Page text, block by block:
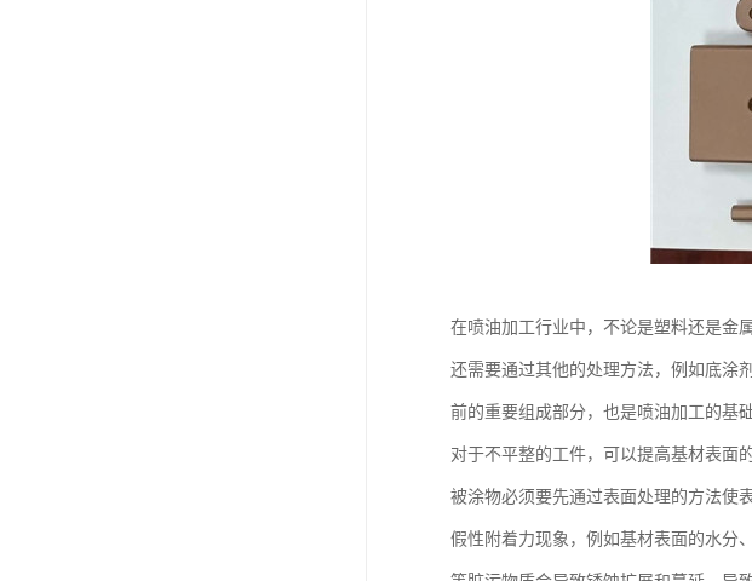
在喷油加工行业中，不论是塑料还是金
还需要通过其他的处理方法，例如底涂
前的重要组成部分，也是喷油加工的基
对于不平整的工件，可以提高基材表面
被涂物必须要先通过表面处理的方法使
假性附着力现象，例如基材表面的水分